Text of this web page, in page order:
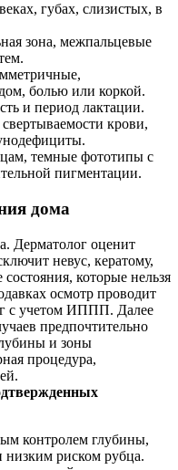
губах, слизистых, в
зона, межпальцевые
болью или коркой.
и период лактации.
крови,
темные фототипы с
пигментации.
дома
Дерматолог оценит
невус, кератому,
которые нельзя
осмотр проводит
с учетом ИППП. Далее
предпочтительно
и зоны
процедура,
контролем глубины,
риском рубца.